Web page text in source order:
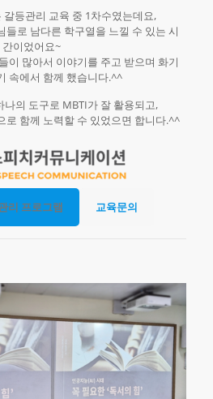
등관리 교육 중 1차수였는데요,
들로 남다른 학구열을 느낄 수 있는 시
간이었어요~
이 많아서 이야기를 주고 받으며 화기
속에서 함께 했습니다.^^
나의 도구로 MBTI가 잘 활용되고,
로 함께 노력할 수 있었으면 합니다.^^
리 프로그램 교육문의